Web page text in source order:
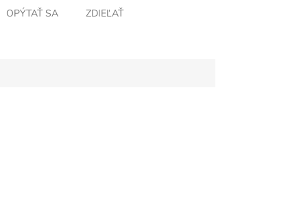
OPÝTAŤ SA ZDIEĽAŤ